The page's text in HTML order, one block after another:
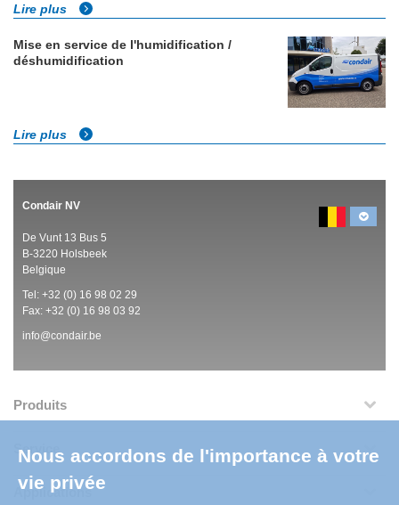
Lire plus
Mise en service de l'humidification /
déshumidification
Lire plus
Condair NV
De Vunt 13 Bus 5
B-3220 Holsbeek
Belgique
Tel: +32 (0) 16 98 02 29
Fax: +32 (0) 16 98 03 92
info@condair.be
Produits
Service
Applications
Nous accordons de l'importance à votre
vie privée